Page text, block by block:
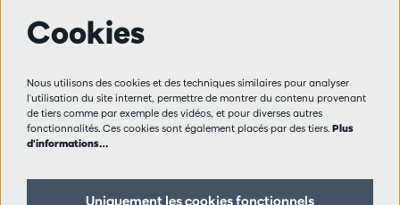
Règlement des visiteurs
Vie privée
Partenaires
Cookies
Nous utilisons des cookies et des techniques similaires pour analyser
l'utilisation du site internet, permettre de montrer du contenu provenant
de tiers comme par exemple des vidéos, et pour diverses autres
fonctionnalités. Ces cookies sont également placés par des tiers. Plus
d'informations…
Uniquement les cookies fonctionnels